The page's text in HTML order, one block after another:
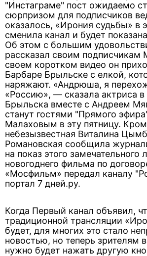
"Инстаграме" пост ожидаемо
сюрпризом для подписчиков
оказалось, «Ирония судьбы» в
сменила канал и будет
Об этом с большим
рассказал своим подписчикам
своем коротком видео он
Барбаре Брыльске с елкой,
наряжают. «Андрюша, я
«Россию», — сказала актриса в
Брыльска вместе с Андреем
станут гостями "Прямого
Малаховым в эту пятницу.
небезызвестная Виталина
Романовская сообщила
на показ этого замечательного
новогоднего фильма по
«Мосфильм» передал каналу
портал 7 дней.ру.
Когда Первый канал объявил,
традиционной трансляции
будет, для многих это стало
новостью, но теперь зрителям
нужно будет нажать другую